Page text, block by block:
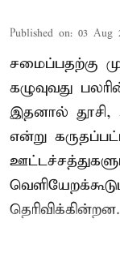
Published on: 03 Aug
சமைப்பதற்கு
கழுவுவது
இதனால்
என்று
தெரிவிக்கின்றன.